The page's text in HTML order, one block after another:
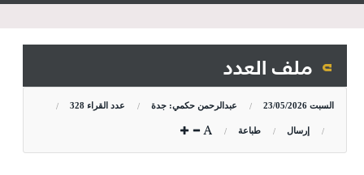
ملف العدد
السبت 23/05/2026 عبدالرحمن حكمي: جدة عدد القراء 328
إرسال طباعة